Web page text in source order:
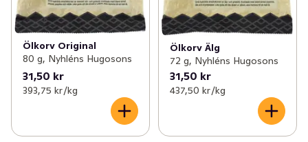
Ölkorv Original
80 g, Nyhléns Hugosons
31,50 kr
393,75 kr /kg
Ölkorv Älg
72 g, Nyhléns Hugosons
31,50 kr
437,50 kr /kg